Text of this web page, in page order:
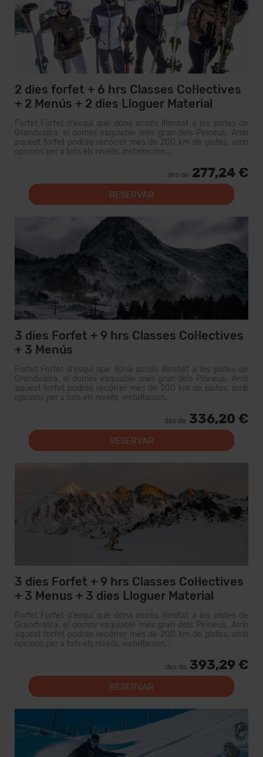
2 dies forfet + 6 hrs Classes Col·lectives
+ 2 Menús + 2 dies Lloguer Material
Forfet Forfet d'esquí que dóna accés il·limitat a les pistes de
Grandvalira, el domini esquiable més gran dels Pirineus. Amb
aquest forfet podràs recórrer més de 200 km de pistes, amb
opcions per a tots els nivells, instal·lacion...
des de 277,24 €
RESERVAR
3 dies Forfet + 9 hrs Classes Col·lectives
+ 3 Menús
Forfet Forfet d'esquí que dóna accés il·limitat a les pistes de
Grandvalira, el domini esquiable més gran dels Pirineus. Amb
aquest forfet podràs recórrer més de 200 km de pistes, amb
opcions per a tots els nivells, instal·lacion...
des de 336,20 €
RESERVAR
3 dies Forfet + 9 hrs Classes Col·lectives
+ 3 Menus + 3 dies Lloguer Material
Forfet Forfet d'esquí que dóna accés il·limitat a les pistes de
Grandvalira, el domini esquiable més gran dels Pirineus. Amb
aquest forfet podràs recórrer més de 200 km de pistes, amb
opcions per a tots els nivells, instal·lacion...
des de 393,29 €
RESERVAR